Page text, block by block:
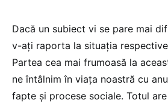
Dacă un subiect vi se pare mai
v-ați raporta la situația
Partea cea mai frumoasă la
ne întâlnim în viața noastră cu
fapte și procese sociale. Totul